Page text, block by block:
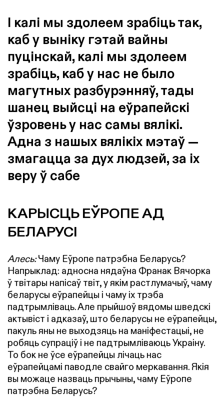
І калі мы здолеем зрабіць так,
каб у выніку гэтай вайны
пуцінскай, калі мы здолеем
зрабіць, каб у нас не было
магутных разбурэнняў, тады
шанец выйсці на еўрапейскі
ўзровень у нас самы вялікі.
Адна з нашых вялікіх мэтаў —
змагацца за дух людзей, за іх
веру ў сабе
КАРЫСЦЬ ЕЎРОПЕ АД
БЕЛАРУСІ
Алесь:Чаму Еўропе патрэбна Беларусь?
Напрыклад: адносна нядаўна Франак Вячорка
ў твітары напісаў твіт, у якім растлумачыў, чаму
беларусы еўрапейцы і чаму іх трэба
падтрымліваць. Але прыйшоў вядомы шведскі
актывіст і адказаў, што беларусы не еўрапейцы,
пакуль яны не выходзяць на маніфестацыі, не
робяць супраціў і не падтрымліваюць Украіну.
То бок не ўсе еўрапейцы лічаць нас
еўрапейцамі паводле свайго меркавання. Якія
вы можаце назваць прычыны, чаму Еўропе
патрэбна Беларусь?